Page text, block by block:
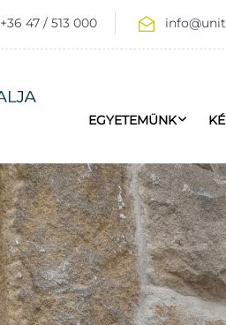
+36 47 / 513 000
EGYETEMÜNK